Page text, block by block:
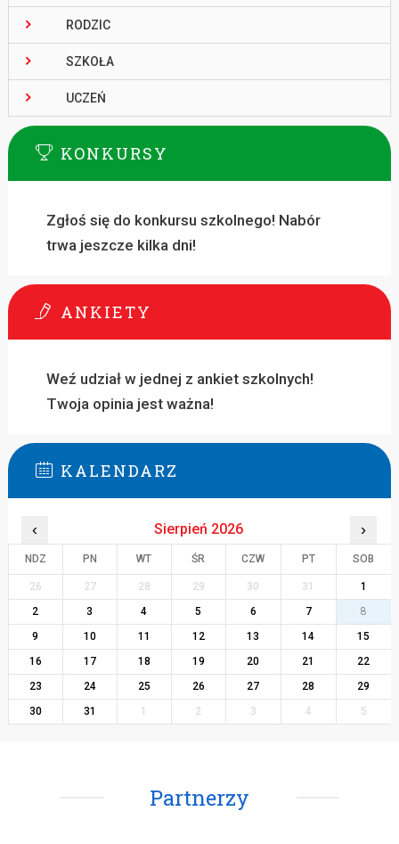
RODZIC
SZKOŁA
UCZEŃ
KONKURSY
Zgłoś się do konkursu szkolnego! Nabór
trwa jeszcze kilka dni!
ANKIETY
Weź udział w jednej z ankiet szkolnych!
Twoja opinia jest ważna!
KALENDARZ
‹ Sierpień 2026 ›
NDZ PN WT ŚR CZW PT SOB
26 27 28 29 30 31
1
2
3 4 5 6 7
8
9
10 11 12 13 14
15
16
17 18 19 20 21
22
23
24 25 26 27 28
29
30
31 1 2 3 4 5
Partnerzy